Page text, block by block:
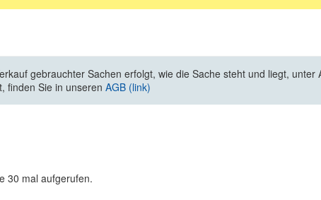
gebrauchter Sachen erfolgt, wie die Sache steht und liegt, unter
finden Sie in unseren AGB (link)
30 mal aufgerufen.